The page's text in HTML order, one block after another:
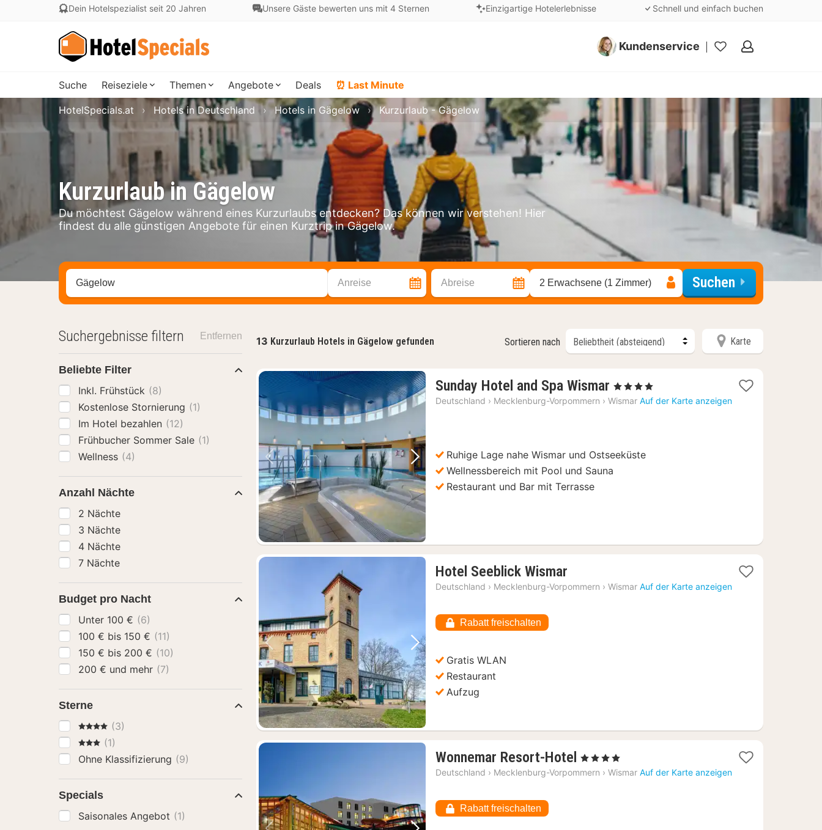
Dein Hotelspezialist seit 20 Jahren Unsere Gäste bewerten uns mit 4 Sternen Einzigartige Hotelerlebnisse Schnell und einfach buchen
Kundenservice
Meine
Suche Reiseziele Themen Angebote Deals ⏰ Last Minute
Kurzurlaub in Gägelow
Du möchtest Gägelow während eines Kurzurlaubs entdecken? Das können wir verstehen! Hier
findest du alle günstigen Angebote für einen Kurztrip in Gägelow.
HotelSpecials.at Hotels in Deutschland Hotels in Gägelow Kurzurlaub - Gägelow
Stadt, Region oder Hotel suchen Anreise Abreise 2 Erwachsene (1 Zimmer) Suchen
13 Kurzurlaub Hotels in Gägelow gefunden Sortieren nach Karte
Vorheriges Bild Nächstes Bild
Sunday Hotel and Spa Wismar 2
Nächte
, 4 Sterne
Deutschland › Mecklenburg-Vorpommern › Wismar Auf der Karte anzeigen
Ruhige Lage nahe Wismar und Ostseeküste
Wellnessbereich mit Pool und Sauna
Restaurant und Bar mit Terrasse
Vorheriges Bild Nächstes Bild
Hotel Seeblick Wismar
Nacht
Deutschland › Mecklenburg-Vorpommern › Wismar Auf der Karte anzeigen
Rabatt freischalten
Gratis WLAN
Restaurant
Aufzug
Wonnemar Resort-Hotel 1
Nacht
, 4 Sterne
Deutschland › Mecklenburg-Vorpommern › Wismar Auf der Karte anzeigen
Rabatt freischalten
Suchergebnisse filtern Entfernen
Beliebte Filter
Inkl. Frühstück (8)
Kostenlose Stornierung (1)
Im Hotel bezahlen (12)
Frühbucher Sommer Sale (1)
Wellness (4)
Anzahl Nächte
2 Nächte
3 Nächte
4 Nächte
7 Nächte
Budget pro Nacht
Unter 100 € (6)
100 € bis 150 € (11)
150 € bis 200 € (10)
200 € und mehr (7)
Sterne
4 Sterne(3)
3 Sterne
(1)
Ohne Klassifizierung (9)
Specials
Saisonales Angebot (1)